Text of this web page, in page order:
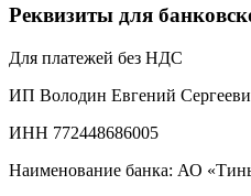
Реквизиты для
Для платежей без НДС
ИП Володин Евгений
ИНН 772448686005
Наименование банка: АО